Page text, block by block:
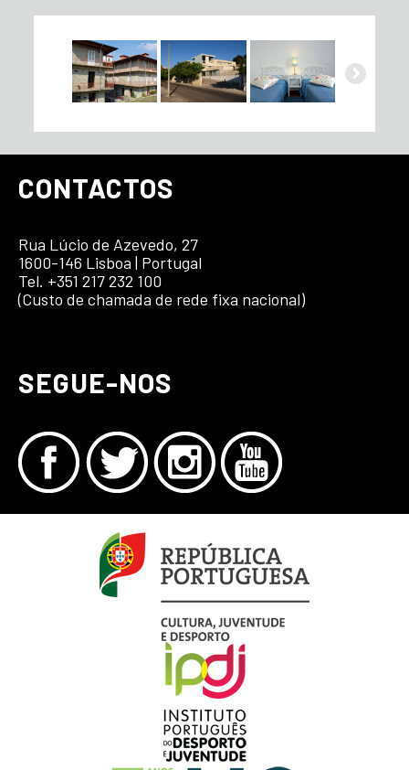
CONTACTOS
Rua Lúcio de Azevedo, 27
1600-146 Lisboa | Portugal
Tel. +351 217 232 100
(Custo de chamada de rede fixa nacional)
SEGUE-NOS